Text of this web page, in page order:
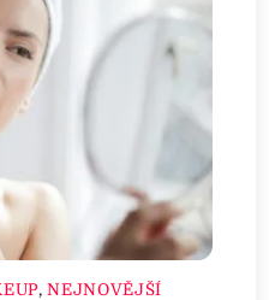
,NEJNOVĚJŠÍ